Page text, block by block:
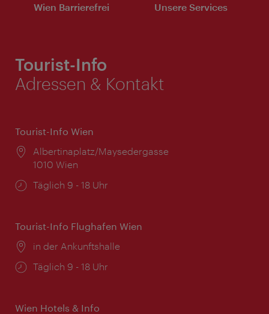
Wien Barrierefrei Unsere Services
Tourist-Info
Adressen & Kontakt
Tourist-Info Wien
Ort:
Albertinaplatz/Maysedergasse
1010 Wien
Öffnungszeiten:
Täglich 9 - 18 Uhr
Tourist-Info Flughafen Wien
Ort:
in der Ankunftshalle
Öffnungszeiten:
Täglich 9 - 18 Uhr
Wien Hotels & Info